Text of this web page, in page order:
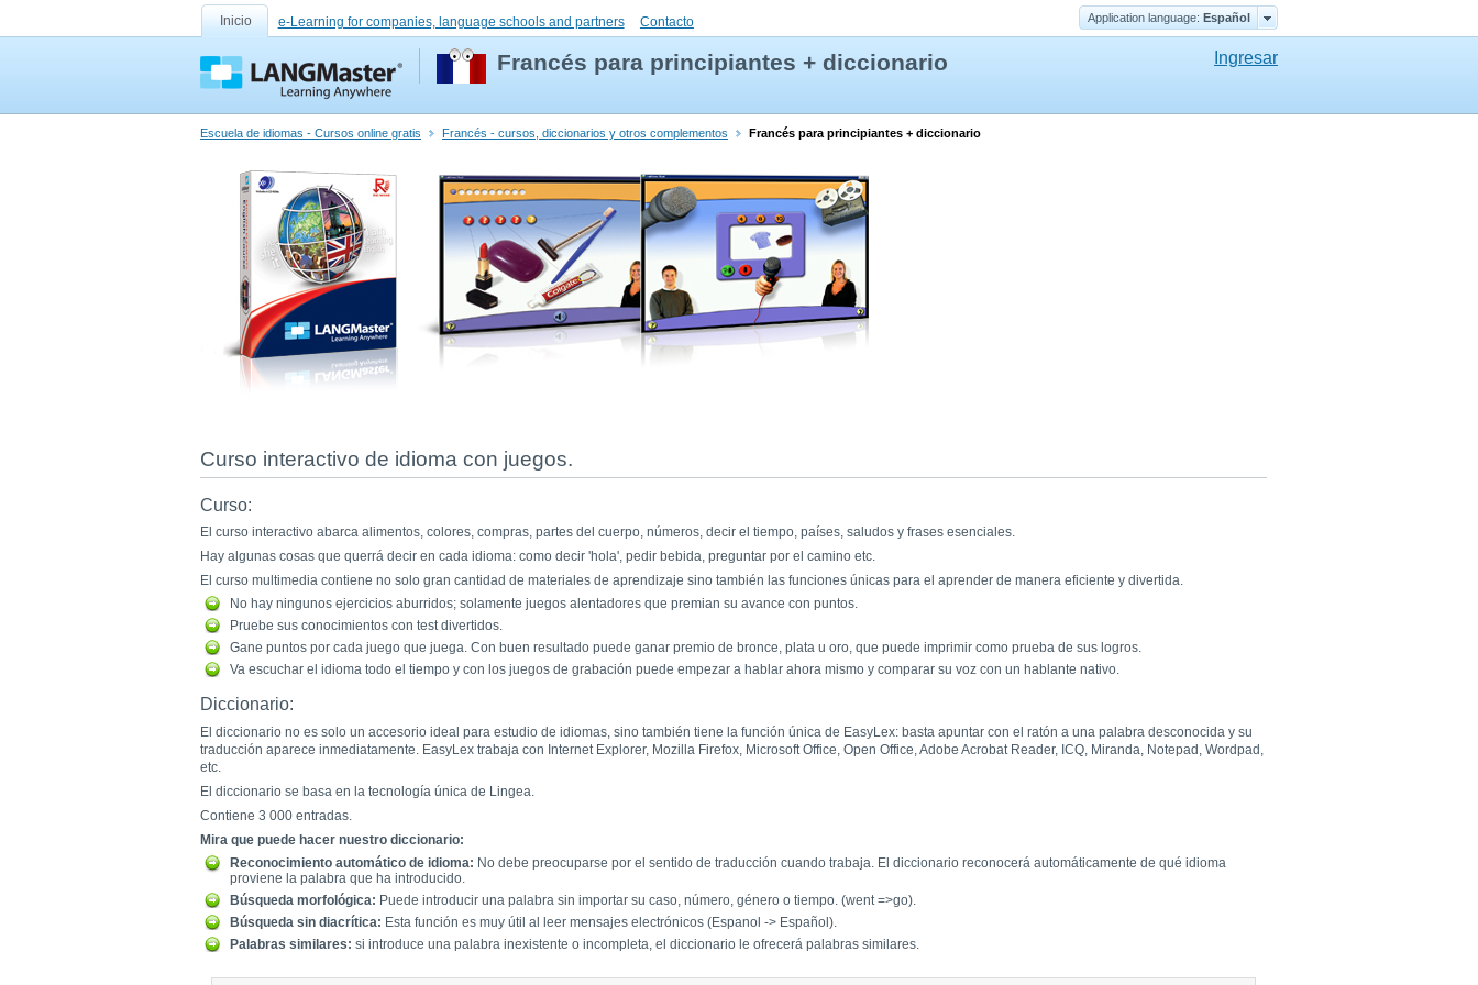
Inicio e-Learning for companies, language schools and partners Contacto Application language: Еspañol
Francés para principiantes + diccionario Ingresar
Escuela de idiomas - Cursos online gratis Francés - cursos, diccionarios y otros complementos Francés para principiantes + diccionario
Curso interactivo de idioma con juegos.
Curso:
El curso interactivo abarca alimentos, colores, compras, partes del cuerpo, números, decir el tiempo, países, saludos y frases esenciales.
Hay algunas cosas que querrá decir en cada idioma: como decir 'hola', pedir bebida, preguntar por el camino etc.
El curso multimedia contiene no solo gran cantidad de materiales de aprendizaje sino también las funciones únicas para el aprender de manera eficiente y divertida.
No hay ningunos ejercicios aburridos; solamente juegos alentadores que premian su avance con puntos.
Pruebe sus conocimientos con test divertidos.
Gane puntos por cada juego que juega. Con buen resultado puede ganar premio de bronce, plata u oro, que puede imprimir como prueba de sus logros.
Va escuchar el idioma todo el tiempo y con los juegos de grabación puede empezar a hablar ahora mismo y comparar su voz con un hablante nativo.
Diccionario:
El diccionario no es solo un accesorio ideal para estudio de idiomas, sino también tiene la función única de EasyLex: basta apuntar con el ratón a una palabra desconocida y su
traducción aparece inmediatamente. EasyLex trabaja con Internet Explorer, Mozilla Firefox, Microsoft Office, Open Office, Adobe Acrobat Reader, ICQ, Miranda, Notepad, Wordpad,
etc.
El diccionario se basa en la tecnología única de Lingea.
Contiene 3 000 entradas.
Mira que puede hacer nuestro diccionario:
Reconocimiento automático de idioma: No debe preocuparse por el sentido de traducción cuando trabaja. El diccionario reconocerá automáticamente de qué idioma
proviene la palabra que ha introducido.
Búsqueda morfológica: Puede introducir una palabra sin importar su caso, número, género o tiempo. (went =>go).
Búsqueda sin diacrítica: Esta función es muy útil al leer mensajes electrónicos (Espanol -> Español).
Palabras similares: si introduce una palabra inexistente o incompleta, el diccionario le ofrecerá palabras similares.